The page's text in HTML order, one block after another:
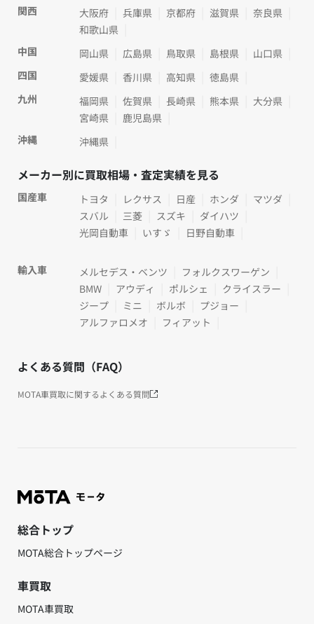
関西
大阪府 兵庫県 京都府 滋賀県
奈良県
和歌山県
中国
岡山県 広島県 鳥取県 島根県
山口県
四国
愛媛県 香川県 高知県
徳島県
九州
福岡県 佐賀県 長崎県 熊本県
大分県
宮崎県
鹿児島県
沖縄
沖縄県
メーカー別に買取相場・査定実績を見る
国産車 トヨタ レクサス 日産 ホンダ
マツダ
スバル
三菱 スズキ
ダイハツ
光岡自動車
いすゞ 日野自動車
輸入車 メルセデス・ベンツ
フォルクスワーゲン
BMW
アウディ ポルシェ
クライスラー
ジープ
ミニ ボルボ
プジョー
アルファロメオ
フィアット
よくある質問（FAQ）
MOTA車買取に関するよくある質問
総合トップ
MOTA総合トップページ
車買取
MOTA車買取